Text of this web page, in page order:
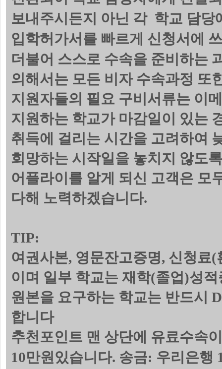
보내주시든지 아닌 각 학교 담당
입학허가서를 빠르게 신청서에
더불어 스스로 수속을 준비하는
의해서는 모든 비자 수속과정 또
지원자들의 필요 구비서류는 이
지원하는 학교가 마감일이 있는
취득에 걸리는 시간을 고려하여
희망하는 시작일을 놓치지 않도
어플라이를 알게 되신 고객은 모
다해 노력하겠습니다.
TIP:
여권사본, 영문잔고증명, 신청료(
이며 일부 학교는 재학(졸업)성
원본을 요구하는 학교는 반드시
합니다
추천포인트 맨 상단에 유료수속
10만원있습니다. 송금: 우리은행